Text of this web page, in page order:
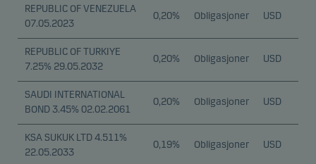
REPUBLIC OF VENEZUELA
07.05.2023
0,20% Obligasjoner USD
REPUBLIC OF TURKIYE
7.25% 29.05.2032
0,20% Obligasjoner USD
SAUDI INTERNATIONAL
BOND 3.45% 02.02.2061
0,20% Obligasjoner USD
KSA SUKUK LTD 4.511%
22.05.2033
0,19% Obligasjoner USD